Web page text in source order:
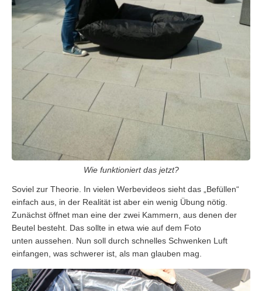
Wie funktioniert das jetzt?
Soviel zur Theorie. In vielen Werbevideos sieht das „Befüllen“
einfach aus, in der Realität ist aber ein wenig Übung nötig.
Zunächst öffnet man eine der zwei Kammern, aus denen der
Beutel besteht. Das sollte in etwa wie auf dem Foto
unten aussehen. Nun soll durch schnelles Schwenken Luft
einfangen, was schwerer ist, als man glauben mag.